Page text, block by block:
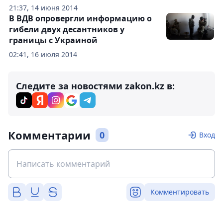
21:37, 14 июня 2014
02:41, 16 июля 2014
В ВДВ опровергли информацию о
гибели двух десантников у
границы с Украиной
Следите за новостями zakon.kz в:
Комментарии 0 Вход
Комментировать